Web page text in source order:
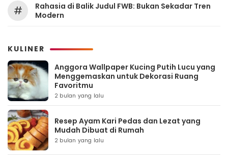
#
Rahasia di Balik Judul FWB: Bukan Sekadar Tren
Modern
KULINER
Anggora Wallpaper Kucing Putih Lucu yang
Menggemaskan untuk Dekorasi Ruang
Favoritmu
2 bulan yang lalu
Resep Ayam Kari Pedas dan Lezat yang
Mudah Dibuat di Rumah
2 bulan yang lalu